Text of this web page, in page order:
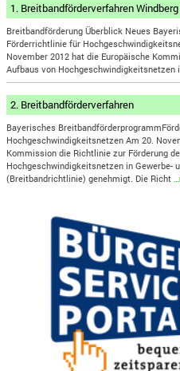
1. Breitbandförderverfahren
Breitbandförderung Überblick Neues
Förderrichtlinie für
November 2012 hat die Europäische
Aufbaus von
2. Breitbandförderverfahren
Bayerisches
Hochgeschwindigkeitsnetzen Am 20.
Kommission die Richtlinie zur Förderung
Hochgeschwindigkeitsnetzen in Gewerbe-
(Breitbandrichtlinie) genehmigt. Die Richt